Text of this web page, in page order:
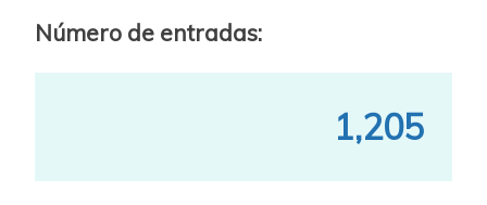
Número de entradas:
1,205